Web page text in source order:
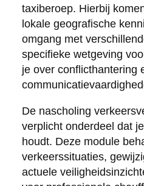
taxiberoep. Hierbij
lokale geografische
omgang met
specifieke wetgeving
je over conflicthantering
De nascholing
verplicht onderdeel dat
houdt. Deze module
verkeerssituaties,
actuele